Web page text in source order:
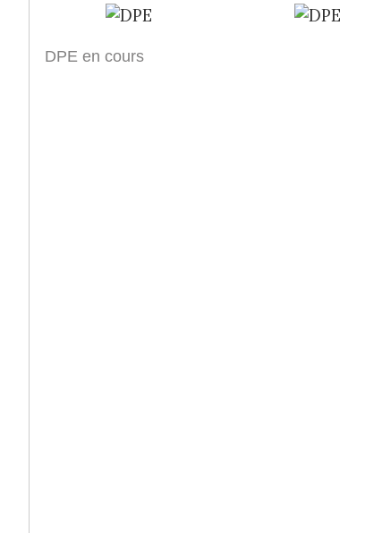
DPE en cours